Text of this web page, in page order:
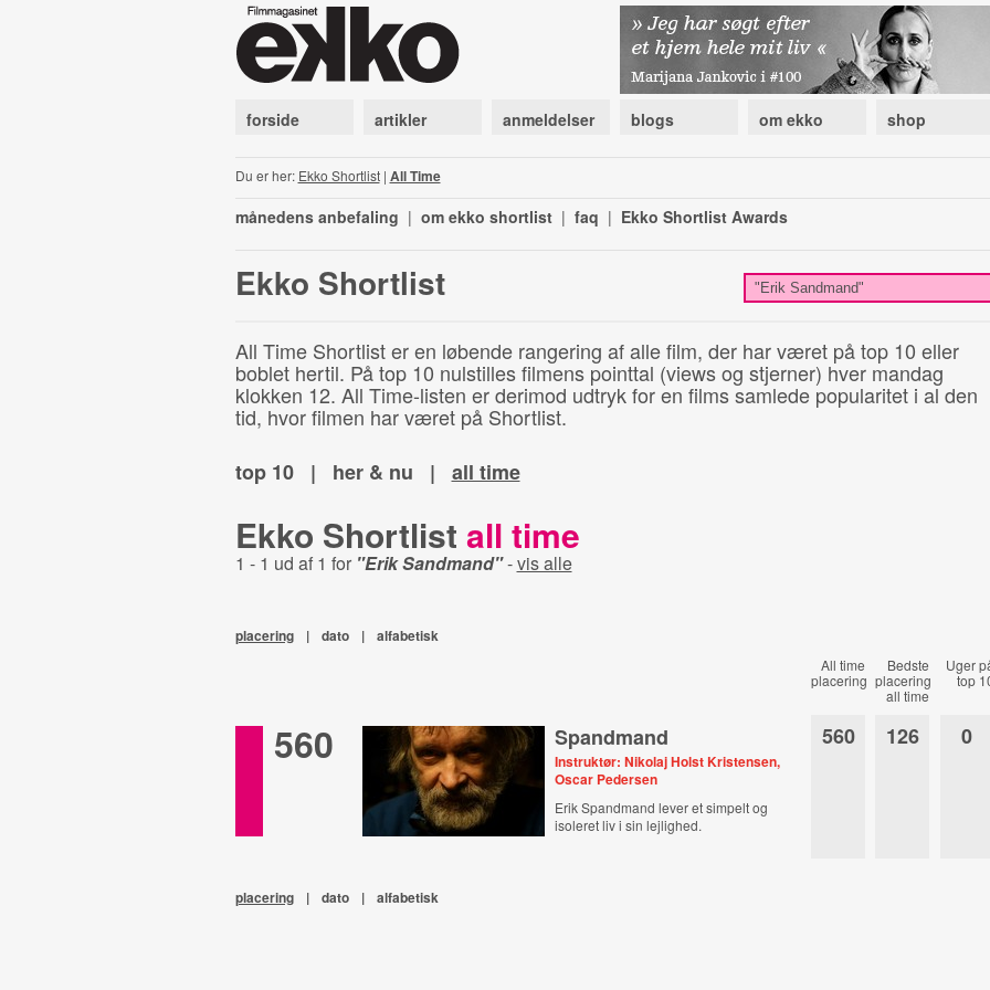
forside artikler anmeldelser blogs om ekko shop
Du er her: Ekko Shortlist| All Time
månedens anbefaling | om ekko shortlist | faq | Ekko Shortlist Awards
Ekko Shortlist
All Time Shortlist er en løbende rangering af alle film, der har været på top 10 eller
boblet hertil. På top 10 nulstilles filmens pointtal (views og stjerner) hver mandag
klokken 12. All Time-listen er derimod udtryk for en films samlede popularitet i al den
tid, hvor filmen har været på Shortlist.
top 10
| her & nu | all time
Ekko Shortlist all time
1 - 1 ud af 1 for "Erik Sandmand"-vis alle
placering | dato | alfabetisk
All time
placering
Bedste
placering
all time
Uger
top
560 Spandmand
Instruktør: Nikolaj Holst Kristensen,
Oscar Pedersen
Erik Spandmand lever et simpelt og
isoleret liv i sin lejlighed.
560 126 0
placering | dato | alfabetisk